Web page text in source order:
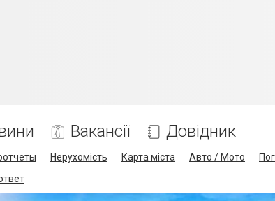
Вакансії Довідник
Нерухомість Карта міста Авто / Мото